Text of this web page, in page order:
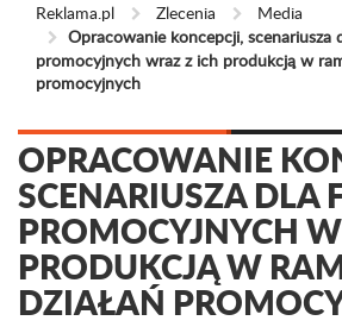
Reklama.pl Zlecenia
Media
Opracowanie koncepcji, scenariusza
promocyjnych wraz z ich produkcją w
promocyjnych
OPRACOWANIE
SCENARIUSZA DLA
PROMOCYJNYCH
PRODUKCJĄ W
DZIAŁAŃ